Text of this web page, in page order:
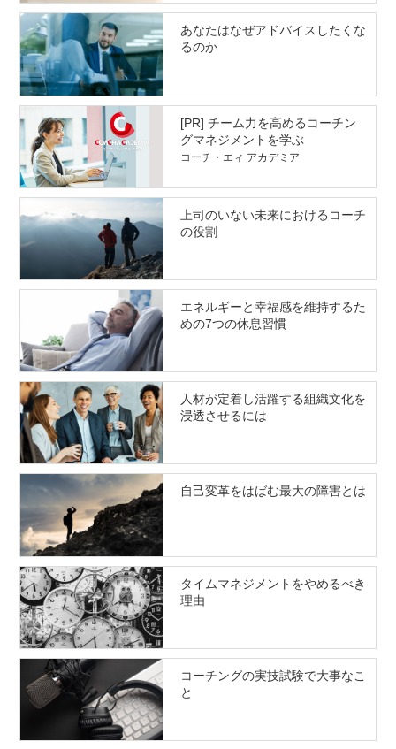
あなたはなぜアドバイスしたくな
るのか
[PR] チーム力を高めるコーチン
グマネジメントを学ぶ
コーチ・エィ アカデミア
上司のいない未来におけるコーチ
の役割
エネルギーと幸福感を維持するた
めの7つの休息習慣
人材が定着し活躍する組織文化を
浸透させるには
自己変革をはばむ最大の障害とは
タイムマネジメントをやめるべき
理由
コーチングの実技試験で大事なこ
と